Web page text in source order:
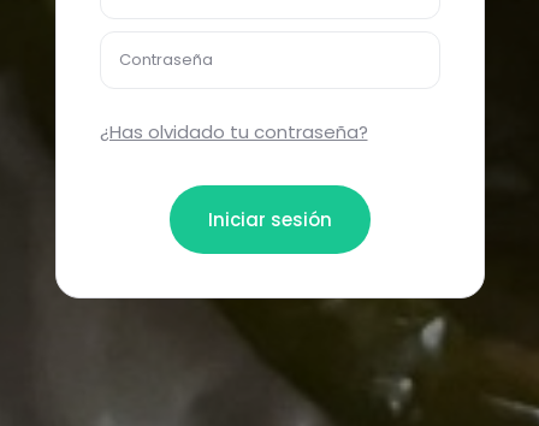
Contraseña
¿Has olvidado tu contraseña?
Iniciar sesión